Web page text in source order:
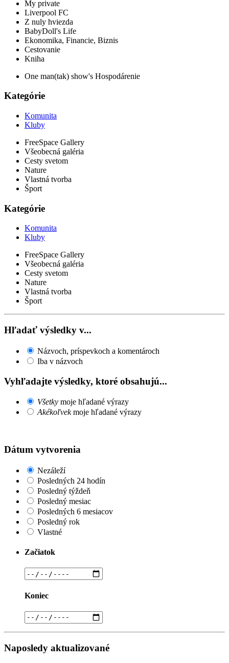
My private
Liverpool FC
Z nuly hviezda
BabyDoll's Life
Ekonomika, Financie, Biznis
Cestovanie
Kniha
One man(tak) show's Hospodárenie
Kategórie
Komunita
Kluby
FreeSpace Gallery
Všeobecná galéria
Cesty svetom
Nature
Vlastná tvorba
Šport
Kategórie
Komunita
Kluby
FreeSpace Gallery
Všeobecná galéria
Cesty svetom
Nature
Vlastná tvorba
Šport
Hľadať výsledky v...
Názvoch, príspevkoch a komentároch
Iba v názvoch
Vyhľadajte výsledky, ktoré obsahujú...
Všetky moje hľadané výrazy
Akékoľvekmoje hľadané výrazy
Dátum vytvorenia
Nezáleží
Posledných 24 hodín
Posledný týždeň
Posledný mesiac
Posledných 6 mesiacov
Posledný rok
Vlastné
Začiatok
Koniec
Naposledy aktualizované